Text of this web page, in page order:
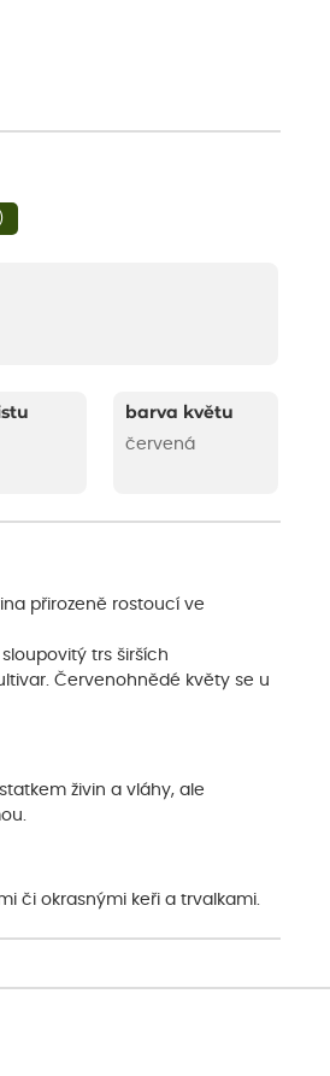
barva květu
červená
přirozeně rostoucí ve
trs širších
Červenohnědé květy se u
živin a vláhy, ale
či okrasnými keři a trvalkami.